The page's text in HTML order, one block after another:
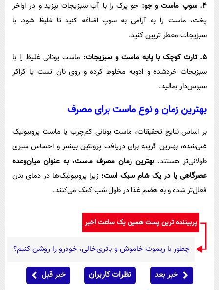
۴. سوپ ماست و جو:
جو پرک را با آب سبزیجات بپزید و در اواخر
پخت، ماست را به آرامی به سوپ اضافه کنید تا غلیظ شود. با
سبزیجات معطر تزیین کنید.
۵. تارت کوچک با پایه ماست و سبزیجات:
ماست یونانی غلیظ را با
سبزیجات خردشده و ادویه مخلوط کرده و روی نان تست یا کراکر
سبوس‌دار بمالید.
بهترین زمان و نوع ماست برای مصرف
بر اساس نتایج تحقیقات، ماست یونانی کم‌چرب یا ماست پروبیوتیک
غنی‌شده، بهترین گزینه برای دریافت پروتئین بیشتر و احساس سیری
طولانی‌تر هستند. بهترین زمان مصرف ماست، به عنوان میان‌وعده
عصرگاهی یا در یک شام سبک است؛ زیرا پروبیوتیک‌ها در دمای بدن
فعال‌تر شده و به هضم غذا در طول شب کمک می‌کنند.
پربیننده ترین پست همین یک ساعت اخیر
چطور با ریموت خاموش و باتری‌خالی، خودرو را روشن کنیم؟
خبر بعد نظرات کاربران خبر قبل